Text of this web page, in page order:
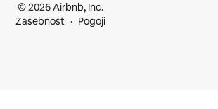
© 2026 Airbnb, Inc.
Zasebnost
Pogoji